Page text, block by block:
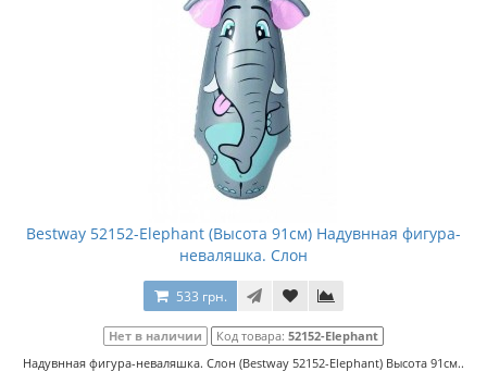
Bestway 52152-Elephant (Высота 91см) Надувнная фигура-
неваляшка. Слон
533 грн.
Нет в наличии Код товара: 52152-Elephant
Надувнная фигура-неваляшка. Слон (Bestway 52152-Elephant) Высота 91см..